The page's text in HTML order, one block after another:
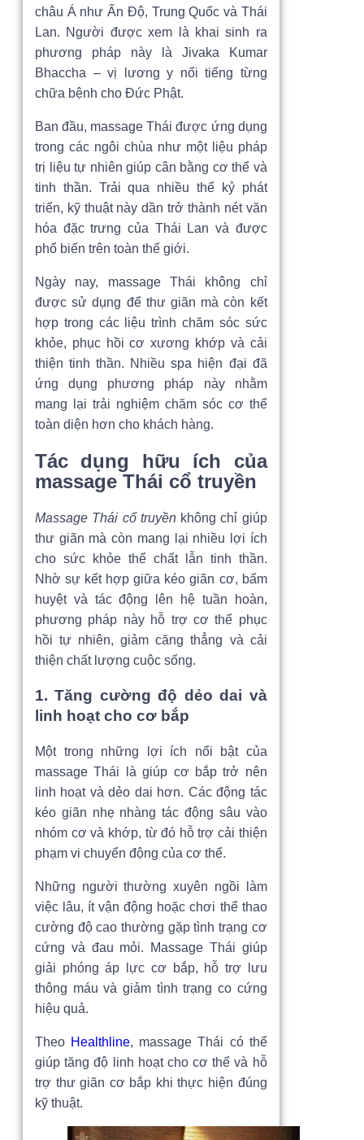
châu Á như Ấn Độ, Trung Quốc và Thái
Lan. Người được xem là khai sinh ra
phương pháp này là Jivaka Kumar
Bhaccha – vị lương y nổi tiếng từng
chữa bệnh cho Đức Phật.
Ban đầu, massage Thái được ứng dụng
trong các ngôi chùa như một liệu pháp
trị liệu tự nhiên giúp cân bằng cơ thể và
tinh thần. Trải qua nhiều thế kỷ phát
triển, kỹ thuật này dần trở thành nét văn
hóa đặc trưng của Thái Lan và được
phổ biến trên toàn thế giới.
Ngày nay, massage Thái không chỉ
được sử dụng để thư giãn mà còn kết
hợp trong các liệu trình chăm sóc sức
khỏe, phục hồi cơ xương khớp và cải
thiện tinh thần. Nhiều spa hiện đại đã
ứng dụng phương pháp này nhằm
mang lại trải nghiệm chăm sóc cơ thể
toàn diện hơn cho khách hàng.
Tác dụng hữu ích của
massage Thái cổ truyền
Massage Thái cổ truyềnkhông chỉ giúp
thư giãn mà còn mang lại nhiều lợi ích
cho sức khỏe thể chất lẫn tinh thần.
Nhờ sự kết hợp giữa kéo giãn cơ, bấm
huyệt và tác động lên hệ tuần hoàn,
phương pháp này hỗ trợ cơ thể phục
hồi tự nhiên, giảm căng thẳng và cải
thiện chất lượng cuộc sống.
1. Tăng cường độ dẻo dai và
linh hoạt cho cơ bắp
Một trong những lợi ích nổi bật của
massage Thái là giúp cơ bắp trở nên
linh hoạt và dẻo dai hơn. Các động tác
kéo giãn nhẹ nhàng tác động sâu vào
nhóm cơ và khớp, từ đó hỗ trợ cải thiện
phạm vi chuyển động của cơ thể.
Những người thường xuyên ngồi làm
việc lâu, ít vận động hoặc chơi thể thao
cường độ cao thường gặp tình trạng cơ
cứng và đau mỏi. Massage Thái giúp
giải phóng áp lực cơ bắp, hỗ trợ lưu
thông máu và giảm tình trạng co cứng
hiệu quả.
Theo Healthline, massage Thái có thể
giúp tăng độ linh hoạt cho cơ thể và hỗ
trợ thư giãn cơ bắp khi thực hiện đúng
kỹ thuật.